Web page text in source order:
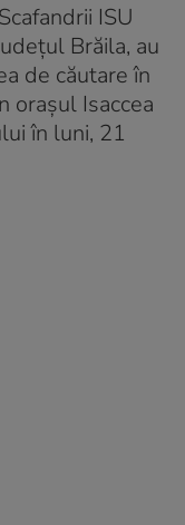
Scafandrii ISU
Brăila, au
de căutare în
oraşul Isaccea
în luni, 21